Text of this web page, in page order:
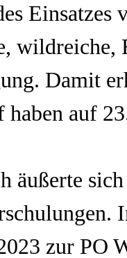
Einsatzes
wildreiche,
Damit
auf
äußerte
zur PO